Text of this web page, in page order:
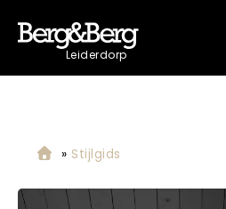
Leiderdorp
» Stijlgids